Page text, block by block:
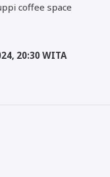
coffee space
20:30 WITA